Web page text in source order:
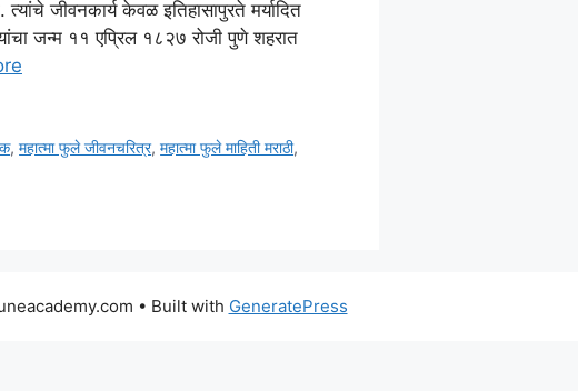
जीवनकार्य केवळ इतिहासापुरते मर्यादित
जन्म ११ एप्रिल १८२७ रोजी पुणे शहरात
,महात्मा फुले जीवनचरित्र,महात्मा फुले माहिती मराठी,
• Built with GeneratePress